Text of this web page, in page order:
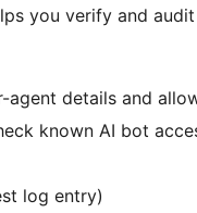
you verify and
agent details and
known AI bot
log entry)